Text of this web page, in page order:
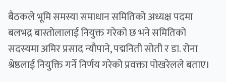
बैठकले भूमि समस्या समाधान समितिको अध्यक्ष पदमा
बलभद्र बास्तोलालाई नियुक्त गरेको छ भने समितिको
सदस्यमा अमिर प्रसाद न्यौपाने, पद्मनिती सोती र डा. रोना
श्रेष्ठलाई नियुक्ति गर्ने निर्णय गरेको प्रवक्ता पोखरेलले बताए।